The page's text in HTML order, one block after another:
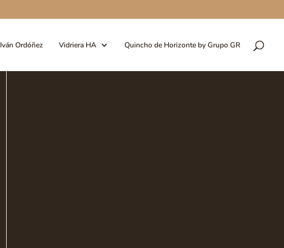
Iván Ordóñez Vidriera HA Quincho de Horizonte by Grupo GR